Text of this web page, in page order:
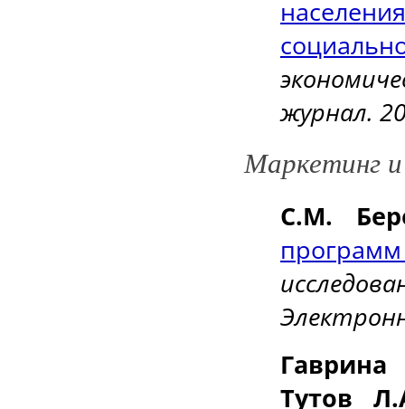
журнал.
Маркетинг
С.М.
Тутов